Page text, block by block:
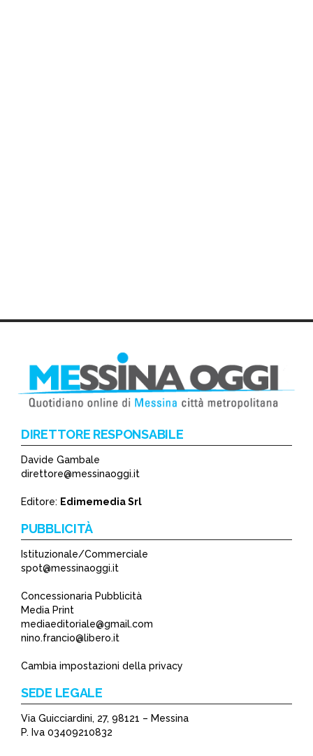
DIRETTORE RESPONSABILE
Davide Gambale
direttore@messinaoggi.it
Editore: Edimemedia Srl
PUBBLICITÀ
Istituzionale/Commerciale
spot@messinaoggi.it
Concessionaria Pubblicità
Media Print
mediaeditoriale@gmail.com
nino.francio@libero.it
Cambia impostazioni della privacy
SEDE LEGALE
Via Guicciardini, 27, 98121 – Messina
P. Iva 03409210832